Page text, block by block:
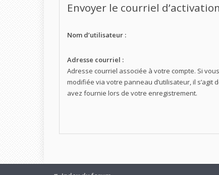
Envoyer le courriel d’activation
Nom d’utilisateur :
Adresse courriel :
Adresse courriel associée à votre compte. Si
modifiée via votre panneau d’utilisateur, il s’agit
avez fournie lors de votre enregistrement.